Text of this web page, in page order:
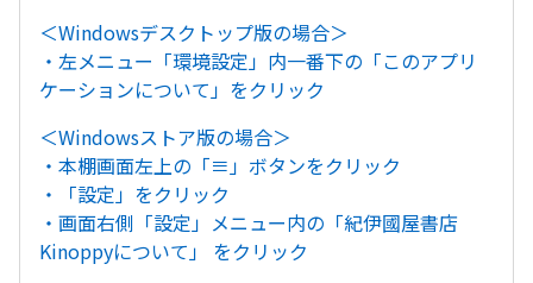
＜Windowsデスクトップ版の場合＞
・左メニュー「環境設定」内一番下の「このアプリ
ケーションについて」をクリック
＜Windowsストア版の場合＞
・本棚画面左上の「≡」ボタンをクリック
・「設定」をクリック
・画面右側「設定」メニュー内の「紀伊國屋書店
Kinoppyについて」 をクリック